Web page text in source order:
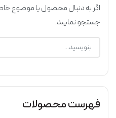
اگر به دنبال محصول یا موضوع
جستجو نمایید.
فهرست محصولات